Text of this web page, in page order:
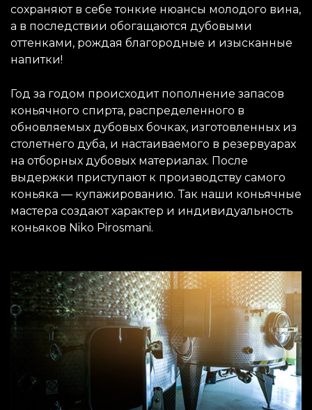
сохраняют в себе тонкие нюансы молодого вина,
а в последствии обогащаются дубовыми
оттенками, рождая благородные и изысканные
напитки!
Год за годом происходит пополнение запасов
коньячного спирта, распределенного в
обновляемых дубовых бочках, изготовленных из
столетнего дуба, и настаиваемого в резервуарах
на отборных дубовых материалах. После
выдержки приступают к производству самого
коньяка — купажированию. Так наши коньячные
мастера создают характер и индивидуальность
коньяков Niko Pirosmani.